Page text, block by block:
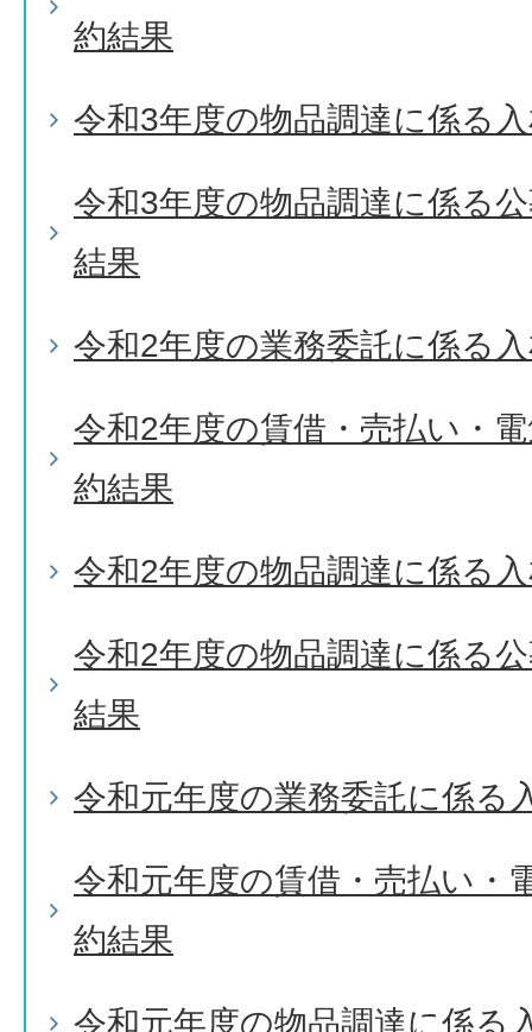
約結果
令和3年度の物品調達に係る
令和3年度の物品調達に係る
結果
令和2年度の業務委託に係る
令和2年度の賃借・売払い・
約結果
令和2年度の物品調達に係る
令和2年度の物品調達に係る
結果
令和元年度の業務委託に係る
令和元年度の賃借・売払い・
約結果
令和元年度の物品調達に係る